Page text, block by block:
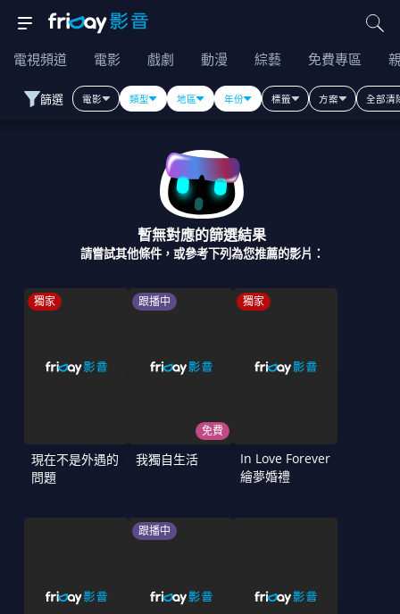
電視頻道 電影 戲劇 動漫 綜藝 免費專區
篩選 電影 類型 地區 年份 標籤 方案 全部清
暫無對應的篩選結果
請嘗試其他條件，或參考下列為您推薦的影片：
獨家
現在不是外遇的
問題
跟播中
免費
我獨自生活
獨家
In Love Forever
繪夢婚禮
跟播中